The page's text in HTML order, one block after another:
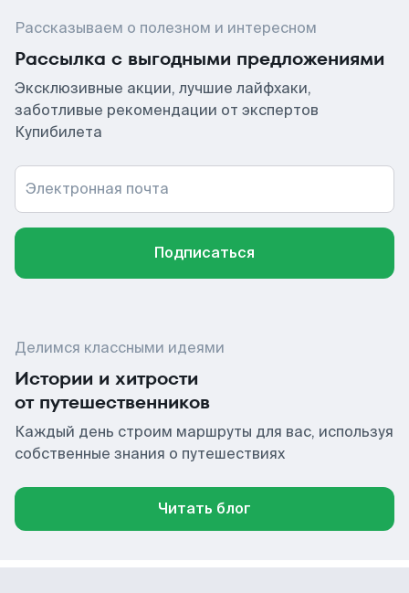
Рассказываем о полезном и интересном
Рассылка с выгодными предложениями
Эксклюзивные акции, лучшие лайфхаки,
заботливые рекомендации от экспертов
Купибилета
Электронная почта
Подписаться
Делимся классными идеями
Истории и хитрости
от путешественников
Каждый день строим маршруты для вас, используя
собственные знания о путешествиях
Читать блог